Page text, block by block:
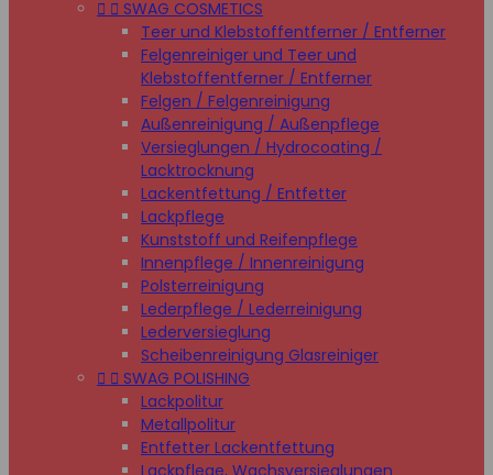
  SWAG COSMETICS
Teer und Klebstoffentferner / Entferner
Felgenreiniger und Teer und
Klebstoffentferner / Entferner
Felgen / Felgenreinigung
Außenreinigung / Außenpflege
Versieglungen / Hydrocoating /
Lacktrocknung
Lackentfettung / Entfetter
Lackpflege
Kunststoff und Reifenpflege
Innenpflege / Innenreinigung
Polsterreinigung
Lederpflege / Lederreinigung
Lederversieglung
Scheibenreinigung Glasreiniger
  SWAG POLISHING
Lackpolitur
Metallpolitur
Entfetter Lackentfettung
Lackpflege, Wachsversieglungen